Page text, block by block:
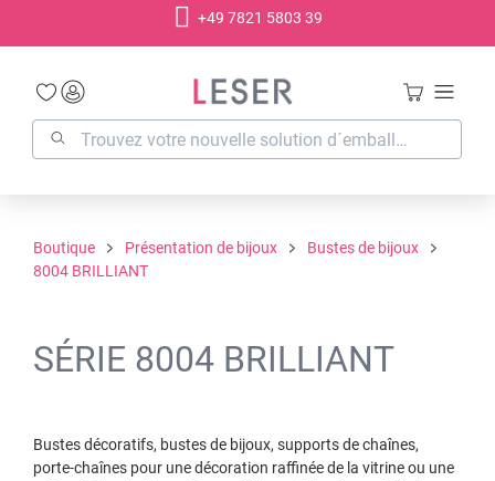
+49 7821 5803 39
Boutique Présentation de bijoux
Bustes de bijoux
8004 BRILLIANT
SÉRIE 8004 BRILLIANT
Bustes décoratifs, bustes de bijoux, supports de chaînes,
porte-chaînes pour une décoration raffinée de la vitrine ou une